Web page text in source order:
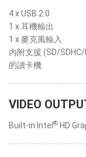
4 x USB 2.0
1 x 耳機輸出
1 x 麥克風輸入
內附支援 (SD/
的讀卡機
VIDEO
Built-in Intel ® HD